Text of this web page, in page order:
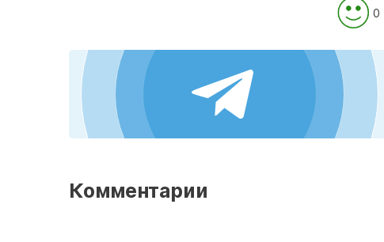
0
Комментарии